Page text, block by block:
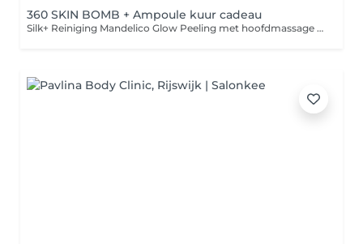
360 SKIN BOMB + Ampoule kuur cadeau
Silk+ Reiniging Mandelico Glow Peeling met hoofdmassage Spicy Skin Shock Zuurstof Boost masker Explosie aan werkstoffen (36x meer dan een serum) 2 ampullen aangepast aan jouw huid icm bindweefselmassage Luxe masker icm nek schouder en decolleté massage Huidverzorging aangepast aan jouw huidwens Skin Ampoule box 2 voor thuis